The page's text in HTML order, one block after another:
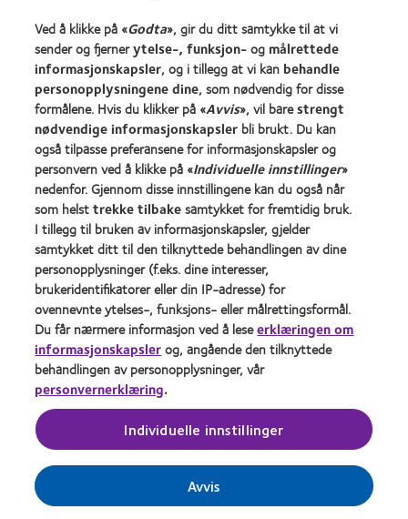
Kontaktlinser og syn
Ny bruker
Erfaren bruker
Om oss
Jobbe
Nyheter og media
Kontakt oss
Legal
Retningslinjer for personvern
Policy for bruk av informasjonskapsler
Vilkår
Retningslinjer for kommentering
Transparency Act Statement
Administrer samtykkepreferanser
Ved å klikke på «Godta», gir du ditt samtykke til at vi
sender og fjernerytelse-, funksjon-og målrettede
informasjonskapsler, og i tillegg at vi kan behandle
personopplysningene dine, som nødvendig for disse
formålene. Hvis du klikker på «Avvis», vil barestrengt
nødvendige informasjonskapsler bli brukt. Du kan
også tilpasse preferansene for informasjonskapsler og
personvern ved å klikke på «Individuelle innstillinger»
nedenfor. Gjennom disse innstillingene kan du også når
som helsttrekke tilbakesamtykket for fremtidig bruk.
I tillegg til bruken av informasjonskapsler, gjelder
samtykket ditt til den tilknyttede behandlingen av dine
personopplysninger (f.eks. dine interesser,
brukeridentifikatorer eller din IP-adresse) for
ovennevnte ytelses-, funksjons- eller målrettingsformål.
Du får nærmere informasjon ved å leseerklæringen om
informasjonskapslerog, angående den tilknyttede
behandlingen av personopplysninger, vår
personvernerklæring.
Individuelle innstillinger
Avvis